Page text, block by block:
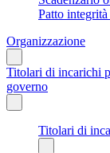
Patto
Organizzazione
Titolari di incarichi
governo
Titolari di